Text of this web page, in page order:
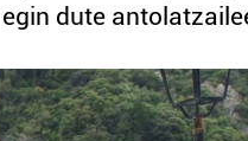
dute